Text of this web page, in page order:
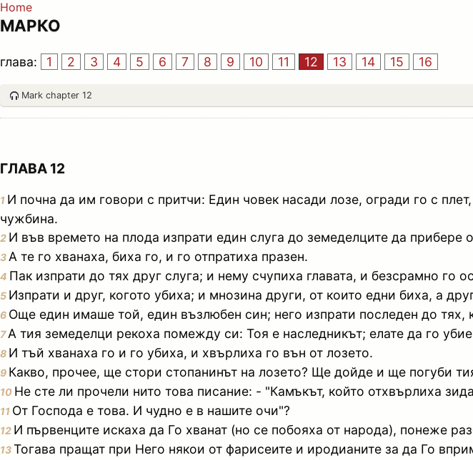
Home
МАРКО
глава: 1 2 3 4 5 6 7 8 9 10 11 12 13 14 15 16
Mark chapter 12
ГЛАВА 12
1 И почна да им говори с притчи: Един човек насади лозе, огради го с
чужбина.
2 И във времето на плода изпрати един слуга до земеделците да прибере
3 А те го хванаха, биха го, и го отпратиха празен.
4 Пак изпрати до тях друг слуга; и нему счупиха главата, и безсрамно го
5 Изпрати и друг, когото убиха; и мнозина други, от които едни биха, а
6 Още един имаше той, един възлюбен син; него изпрати последен до
7А тия земеделци рекоха помежду си: Тоя е наследникът; елате да го
8 И тъй хванаха го и го убиха, и хвърлиха го вън от лозето.
9 Какво, прочее, ще стори стопанинът на лозето? Ще дойде и ще погуби
10 Не сте ли прочели нито това писание: - "Камъкът, който отхвърлиха
11 От Господа е това. И чудно е в нашите очи"?
12 И първенците искаха да Го хванат (но се побояха от народа), понеже
13Тогава пращат при Него някои от фарисеите и иродианите за да Го